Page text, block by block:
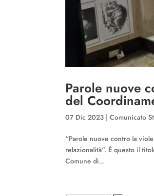
Parole nuove
del
07 Dic 2023 |Comunicato
“Parole nuove contro la
relazionalità”. È questo il
Comune di...